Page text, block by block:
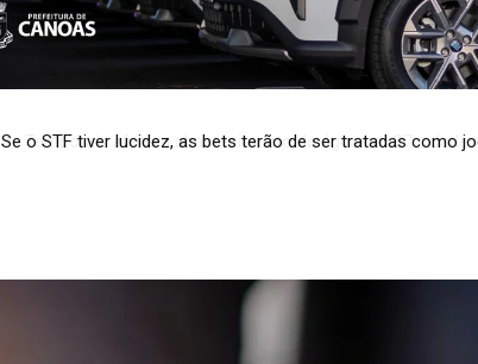
Temporais afetam abastecimento de água em 37 cidades